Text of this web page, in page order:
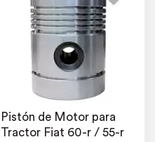
Pistón de Motor para
Tractor Fiat 60-r / 55-r